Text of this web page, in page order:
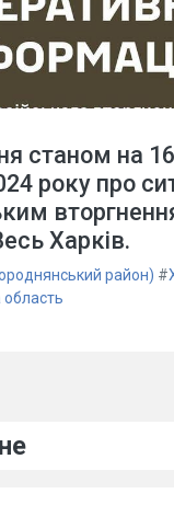
станом на
року про
Харків.
район) #
область